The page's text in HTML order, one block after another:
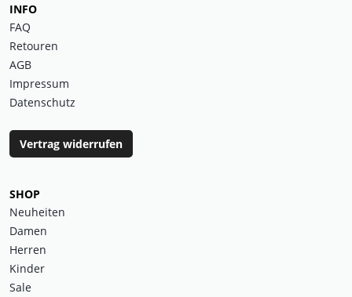
INFO
FAQ
Retouren
AGB
Impressum
Datenschutz
Vertrag widerrufen
SHOP
Neuheiten
Damen
Herren
Kinder
Sale